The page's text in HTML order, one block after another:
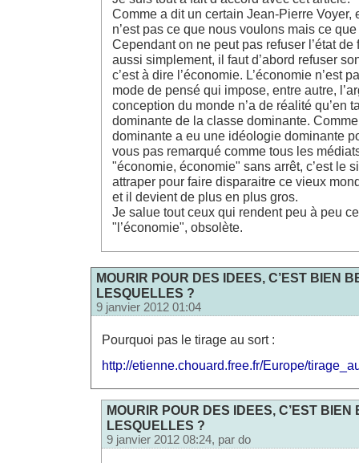
Comme a dit un certain Jean-Pierre Voyer,
n’est pas ce que nous voulons mais ce
Cependant on ne peut pas refuser l’état
aussi simplement, il faut d’abord refuser
c’est à dire l’économie. L’économie n’est
mode de pensé qui impose, entre autre,
conception du monde n’a de réalité qu’en
dominante de la classe dominante.
dominante a eu une idéologie dominante
vous pas remarqué comme tous les
"économie, économie" sans arrêt, c’est le
attraper pour faire disparaitre ce vieux
et il devient de plus en plus gros.
Je salue tout ceux qui rendent peu à peu
"l’économie", obsolète.
MOURIR POUR DES IDEES, C’EST BIEN
LESQUELLES ?
9 janvier 2012 01:04
Pourquoi pas le tirage au sort :
http://etienne.chouard.free.fr/Europe/
MOURIR POUR DES IDEES, C’EST BIEN
LESQUELLES ?
9 janvier 2012 08:24, par do